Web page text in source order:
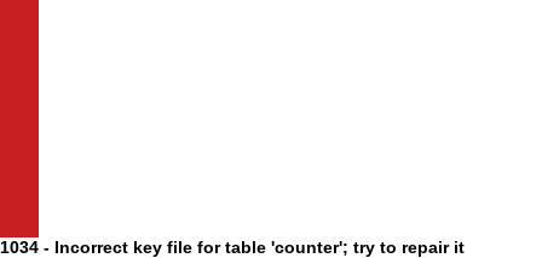
1034 - Incorrect key file for table 'counter'; try to repair it